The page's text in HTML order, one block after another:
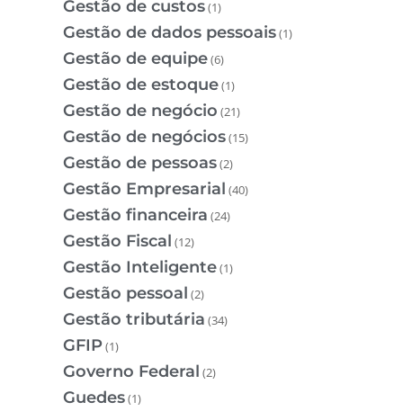
Gestão de custos(1)
Gestão de dados pessoais(1)
Gestão de equipe(6)
Gestão de estoque(1)
Gestão de negócio (21)
Gestão de negócios(15)
Gestão de pessoas(2)
Gestão Empresarial (40)
Gestão financeira (24)
Gestão Fiscal (12)
Gestão Inteligente(1)
Gestão pessoal (2)
Gestão tributária (34)
GFIP(1)
Governo Federal (2)
Guedes(1)